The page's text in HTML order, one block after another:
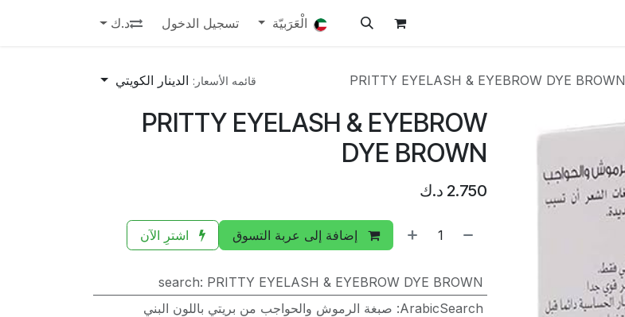
الْعَرَبيّة تسجيل الدخول د.ك
PRITTY EYELASH & EYEBROW DYE BROWN قائمه الأسعار: الدينار الكويتي
PRITTY EYELASH & EYEBROW
DYE BROWN
2.750 د.ك
إضافة إلى عربة التسوق اشترِ الآن
search: PRITTY EYELASH & EYEBROW DYE BROWN
ArabicSearch
: صبغة الرموش والحواجب من بريتي باللون البني